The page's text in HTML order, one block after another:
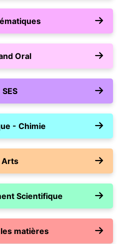
Oral
SES
- Chimie
Arts
Scientifique
matières